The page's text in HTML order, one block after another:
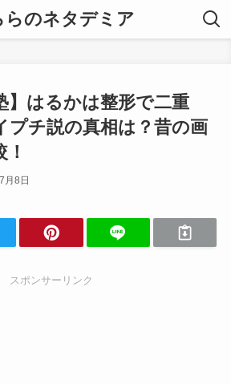
らのネタデミア
】はるかは整形で二重
プチ説の真相は？昔の画
月8日
スポンサーリンク